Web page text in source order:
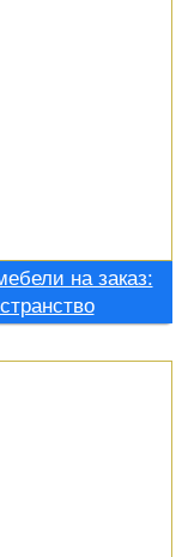
на заказ: